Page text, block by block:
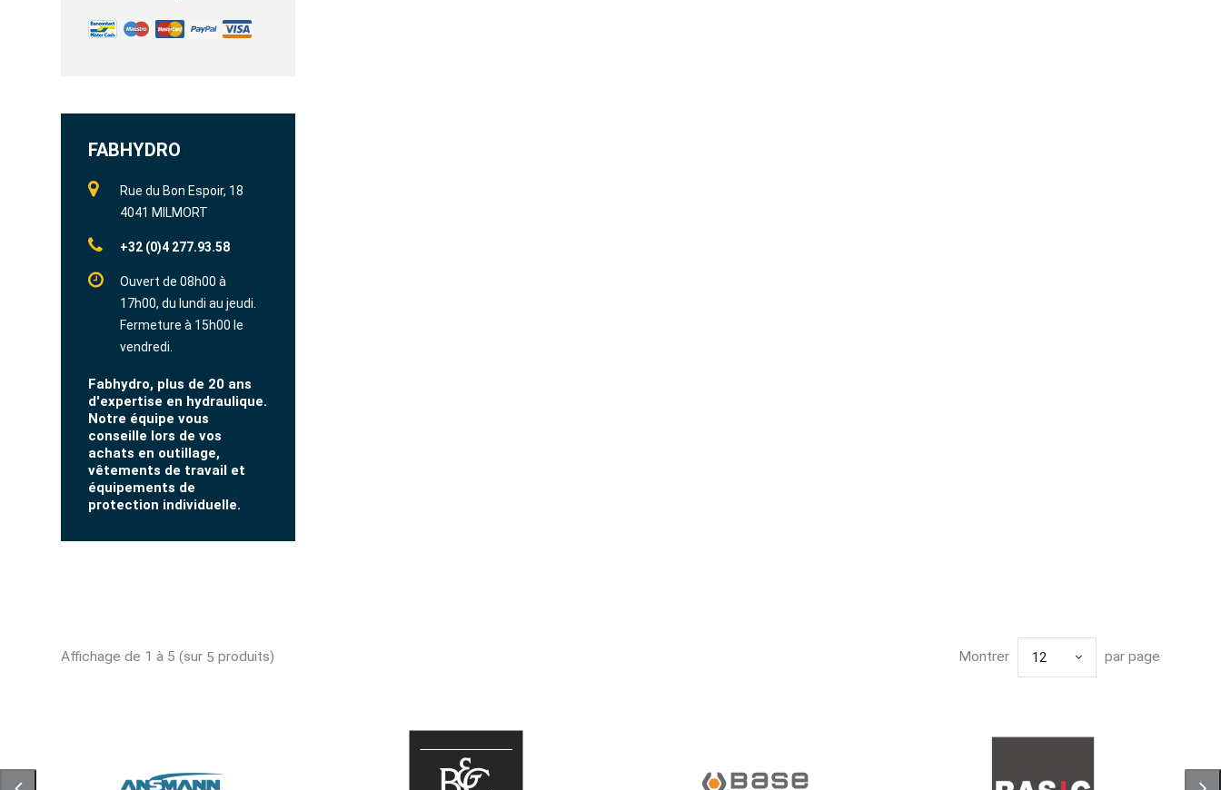
FABHYDRO
Rue du Bon Espoir, 18
4041 MILMORT
+32 (0)4 277.93.58
Ouvert de 08h00 à
17h00, du lundi au jeudi.
Fermeture à 15h00 le
vendredi.
Fabhydro, plus de 20 ans
d'expertise en hydraulique.
Notre équipe vous
conseille lors de vos
achats en outillage,
vêtements de travail et
équipements de
protection individuelle.
Affichage de 1 à 5 (sur 5 produits) Montrer 12 par page